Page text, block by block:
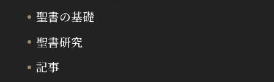
聖書の基礎
聖書研究
記事